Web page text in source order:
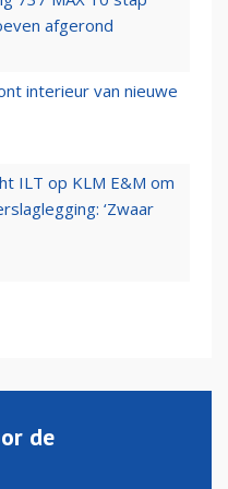
afgerond
interieur van nieuwe
ILT op KLM E&M om
‘Zwaar
de